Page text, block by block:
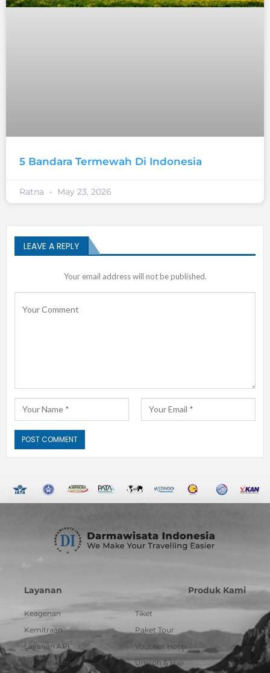
5 Bandara Termewah Di Indonesia
Ratna May 23, 2026
LEAVE A REPLY
Your email address will not be published.
Layanan
Keagenan
Kemitraan
Layanan API
Urus Dokumen
Produk Kami
Tiket
Paket Tour
Voucher Hotel
Umroh & Haji